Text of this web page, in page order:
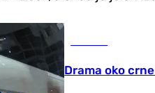
Drama oko